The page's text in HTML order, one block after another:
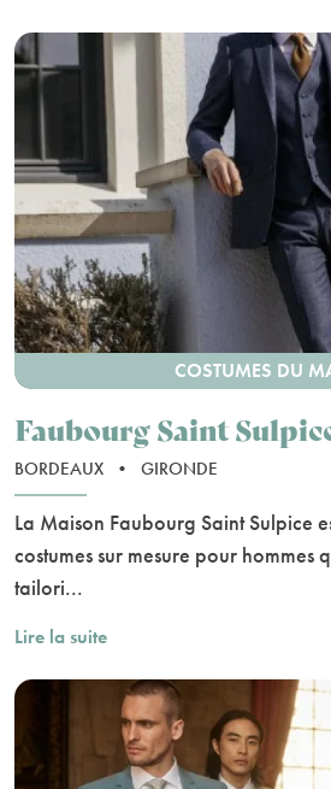
COSTUMES DU
Faubourg Saint
BORDEAUX • GIRONDE
La Maison Faubourg Saint Sulpice
costumes sur mesure pour hommes
tailori...
Lire la suite